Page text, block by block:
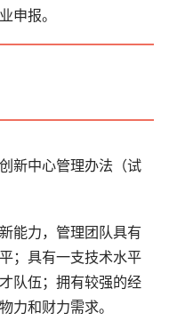
申报。
新中心管理办法（试
能力，管理团队具有
；具有一支技术水平
队伍；拥有较强的经
力和财力需求。